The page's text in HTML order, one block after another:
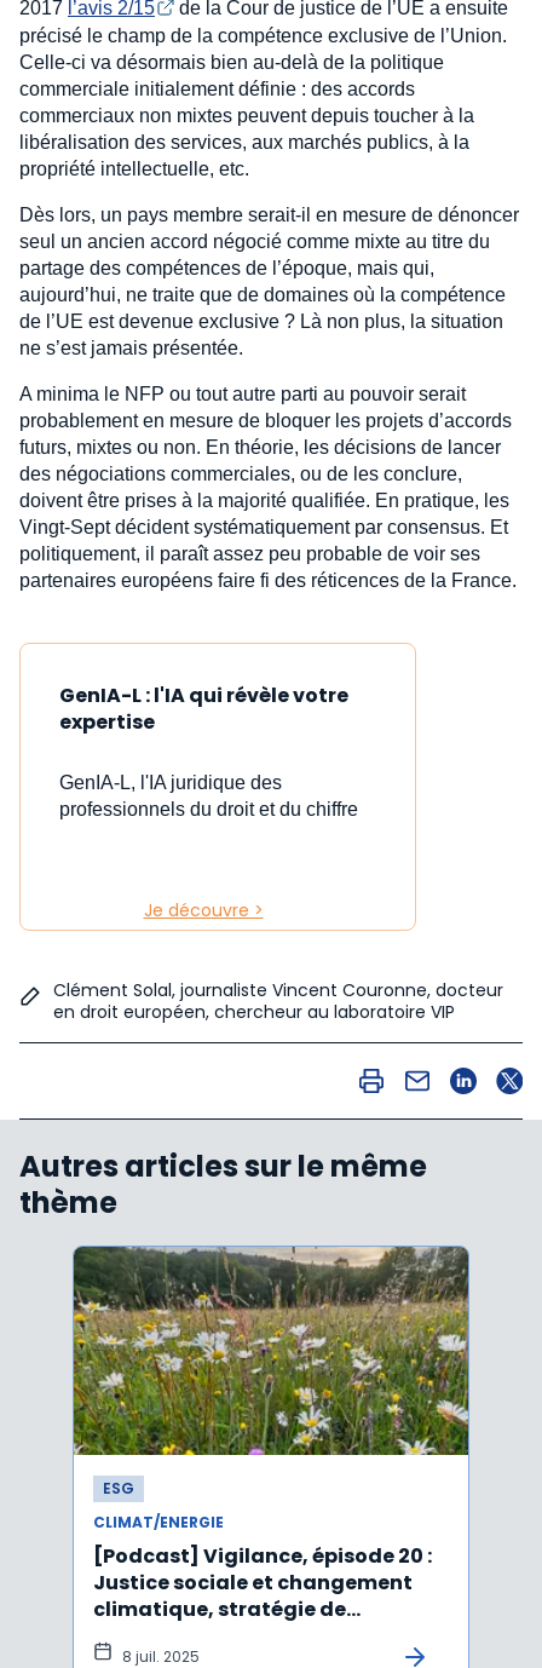
2017 l’avis 2/15
de la Cour de justice de l’UE a ensuite
précisé le champ de la compétence exclusive de l’Union.
Celle-ci va désormais bien au-delà de la politique
commerciale initialement définie : des accords
commerciaux non mixtes peuvent depuis toucher à la
libéralisation des services, aux marchés publics, à la
propriété intellectuelle, etc.
Dès lors, un pays membre serait-il en mesure de dénoncer
seul un ancien accord négocié comme mixte au titre du
partage des compétences de l’époque, mais qui,
aujourd’hui, ne traite que de domaines où la compétence
de l’UE est devenue exclusive ? Là non plus, la situation
ne s’est jamais présentée.
A minima le NFP ou tout autre parti au pouvoir serait
probablement en mesure de bloquer les projets d’accords
futurs, mixtes ou non. En théorie, les décisions de lancer
des négociations commerciales, ou de les conclure,
doivent être prises à la majorité qualifiée. En pratique, les
Vingt-Sept décident systématiquement par consensus. Et
politiquement, il paraît assez peu probable de voir ses
partenaires européens faire fi des réticences de la France.
GenIA-L : l'IA qui révèle votre
expertise
GenIA-L, l'IA juridique des
professionnels du droit et du chiffre
Je découvre >
Clément Solal, journaliste Vincent Couronne, docteur
en droit européen, chercheur au laboratoire VIP
Autres articles sur le même
thème
ESG
CLIMAT/ENERGIE
[Podcast] Vigilance, épisode 20 :
Justice sociale et changement
climatique, stratégie de
durabilité, IA et ESG
8 juil. 2025